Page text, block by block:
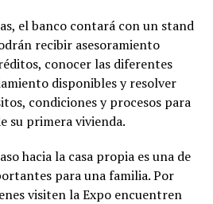
el banco contará con un stand
recibir asesoramiento
conocer las diferentes
disponibles y resolver
condiciones y procesos para
su primera vivienda.
hacia la casa propia es una de
para una familia. Por
visiten la Expo encuentren